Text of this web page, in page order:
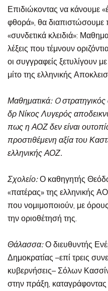
Επιδιώκοντας να κάνουμε
φθορά», θα διαπιστώσουμε
«συνδετικά κλειδιά»:
λέξεις που τέμνουν
οι συγγραφείς ξετυλίγουν
μίτο της ελληνικής
Μαθηματικά: O
δρ Νίκος Λυγερός
πως η ΑΟΖ δεν είναι
προστιθέμενη αξία του
ελληνικής ΑΟΖ.
Σχολείο:Ο καθηγητής
«πατέρας» της ελληνικής
που νομιμοποιούν, με όρους
την οριοθέτησή της.
Θάλασσα:Ο διευθυντής
Δημοκρατίας –επί τρεις
κυβερνήσεις– Σόλων
στην πράξη,